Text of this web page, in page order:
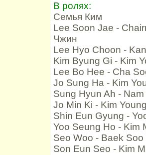
В ролях:
Семья Ким
Lee Soon Jae -
Чжин
Lee Hyo Choon -
Kim Byung Gi - Kim
Lee Bo Hee - Cha
Jo Sung Ha - Kim
Sung Hyun Ah -
Jo Min Ki - Kim
Shin Eun Gyung -
Yoo Seung Ho -
Seo Woo - Baek
Son Eun Seo - Kim